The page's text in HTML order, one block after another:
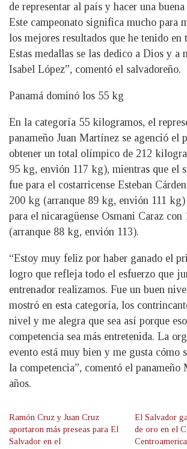
de representar al país y hacer una
Este campeonato significa mucho para
los mejores resultados que he tenido en
Estas medallas se las dedico a Dios y a
Isabel López”, comentó el salvadoreño.
Panamá dominó los 55 kg
En la categoría 55 kilogramos, el
panameño Juan Martínez se agenció el
obtener un total olímpico de 212
95 kg, envión 117 kg), mientras que el
fue para el costarricense Esteban
200 kg (arranque 89 kg, envión 111
para el nicaragüense Osmani Caraz con
(arranque 88 kg, envión 113).
“Estoy muy feliz por haber ganado el
logro que refleja todo el esfuerzo que
entrenador realizamos. Fue un buen
mostró en esta categoría, los
nivel y me alegra que sea así porque
competencia sea más entretenida. La
evento está muy bien y me gusta cómo
la competencia”, comentó el panameño
años.
Ramón Cruz y Juan Cruz
aportaron más preseas para El
Salvador en el
El Salvador
de oro en el